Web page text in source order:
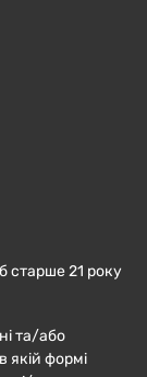
старше 21 року
та/або
якій формі